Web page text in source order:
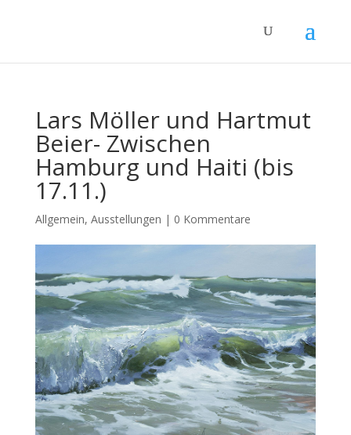
Lars Möller und Hartmut
Beier- Zwischen
Hamburg und Haiti (bis
17.11.)
Allgemein, Ausstellungen | 0 Kommentare